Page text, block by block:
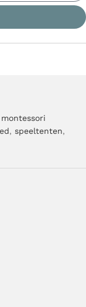
montessori
, speeltenten,